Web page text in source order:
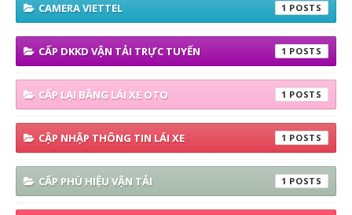
CAMERA VIETTEL 1
CẤP DKKD VẬN TẢI TRỰC TUYẾN 1
CẤP LẠI BẰNG LÁI XE OTO 1
CẬP NHẬP THÔNG TIN LÁI XE 1
CẤP PHÙ HIỆU VẬN TẢI 1